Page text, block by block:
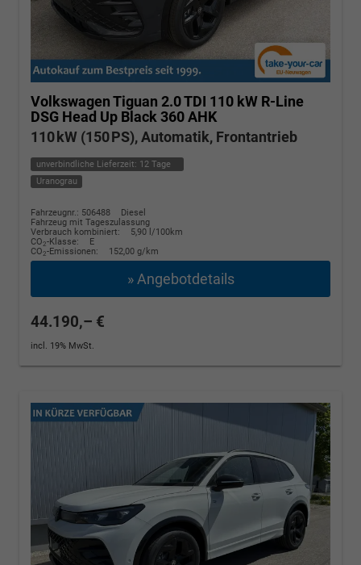
Volkswagen Tiguan 2.0 TDI 110 kW R-Line
DSG Head Up Black 360 AHK
110 kW (150 PS), Automatik, Frontantrieb
unverbindliche Lieferzeit: 12 Tage
Uranograu
Fahrzeugnr.: 506488
Diesel
Fahrzeug mit Tageszulassung
Verbrauch kombiniert:
5,90 l/100km
CO2-Klasse:
E
CO2-Emissionen: 152,00 g/km
» Angebotdetails
44.190,– €
incl. 19% MwSt.